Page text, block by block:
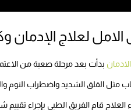
لعلاج الإدمان
بدأت بعد مرحلة صعبة من
مثل القلق الشديد واضطراب النوم
قام الفريق الطبي بإجراء تقييم